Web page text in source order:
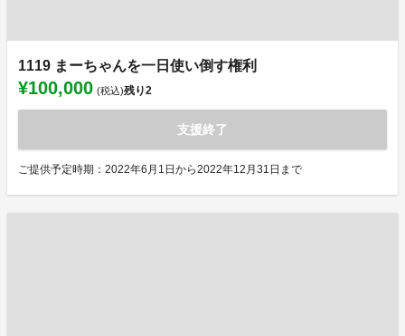
1119 まーちゃんを一日使い倒す権利
¥100,000 (税込)残り2
支援終了
ご提供予定時期：2022年6月1日から2022年12月31日まで